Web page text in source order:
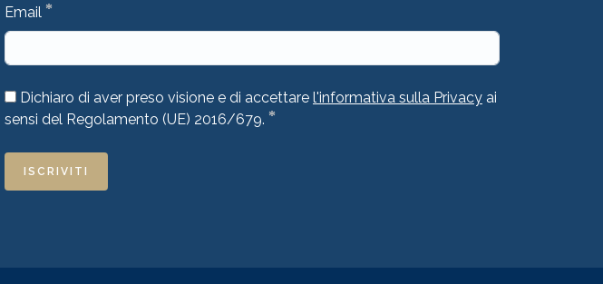
Email *
Dichiaro di aver preso visione e di accettare l'informativa sulla Privacy ai
sensi del Regolamento (UE) 2016/679. *
ISCRIVITI